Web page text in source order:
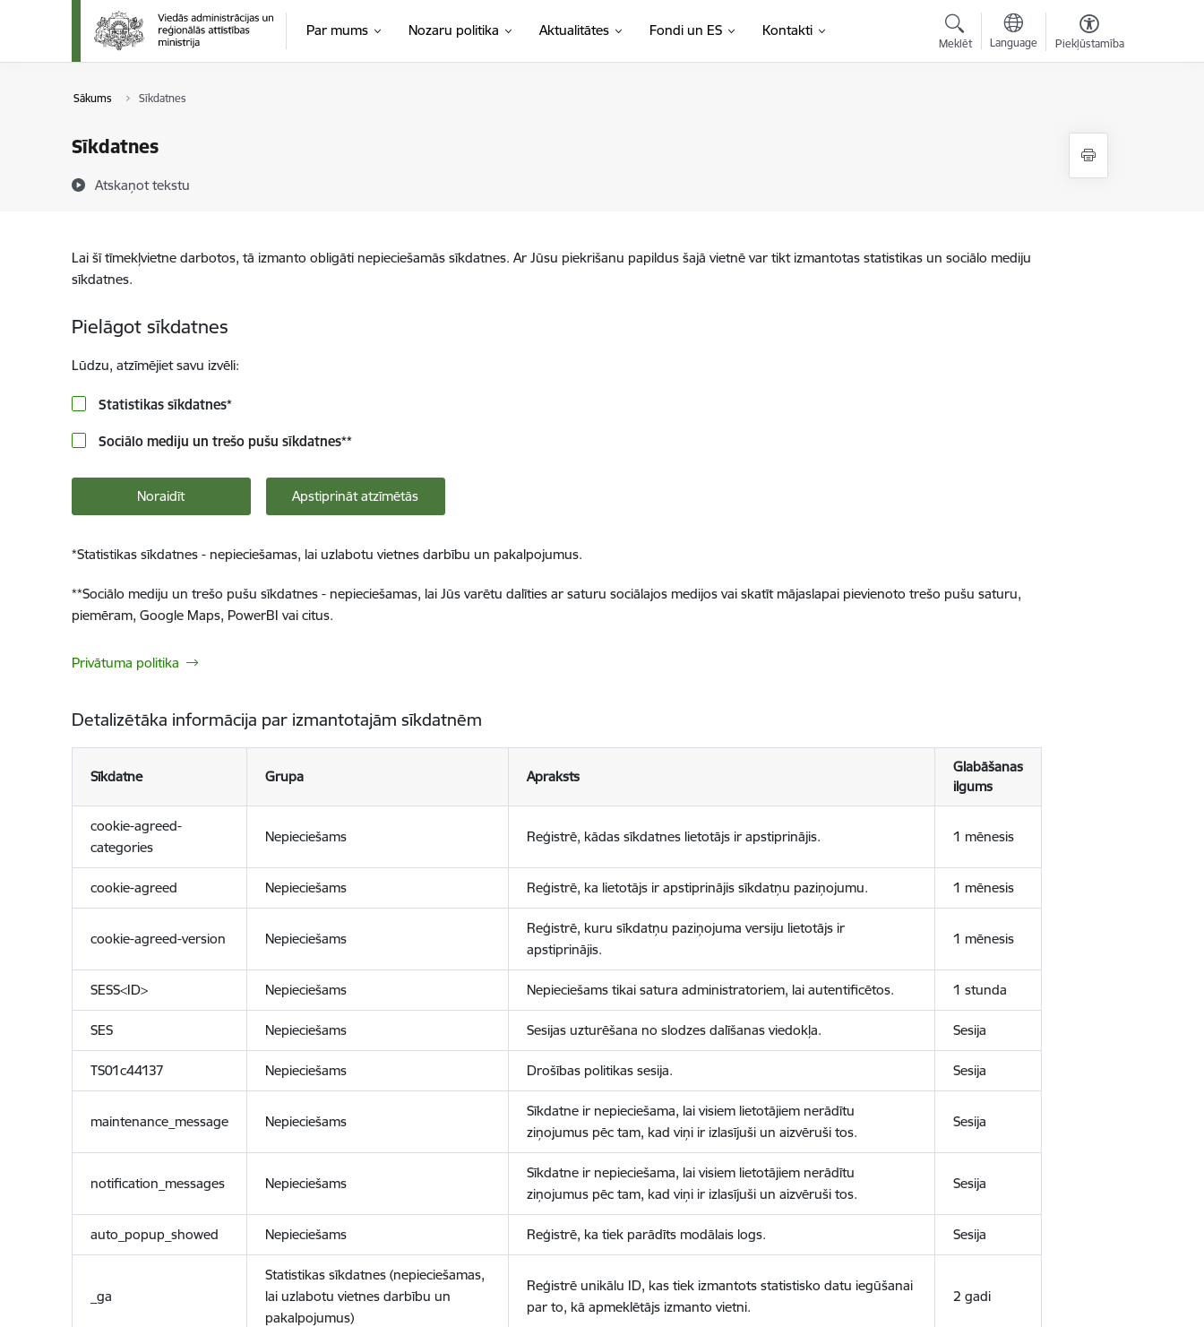
Pāriet uz lapas saturu
Par mums Nozaru politika Aktualitātes Fondi un ES Kontakti
Meklēt Language Piekļūstamība
Sākums Sīkdatnes
Sīkdatnes
Atskaņot tekstu
Lai šī tīmekļvietne darbotos, tā izmanto obligāti nepieciešamās sīkdatnes. Ar Jūsu piekrišanu papildus šajā vietnē var tikt izmantotas statistikas un sociālo mediju
sīkdatnes.
Pielāgot sīkdatnes
Lūdzu, atzīmējiet savu izvēli:
Statistikas sīkdatnes*
Sociālo mediju un trešo pušu sīkdatnes**
Noraidīt Apstiprināt atzīmētās
*Statistikas sīkdatnes - nepieciešamas, lai uzlabotu vietnes darbību un pakalpojumus.
**Sociālo mediju un trešo pušu sīkdatnes - nepieciešamas, lai Jūs varētu dalīties ar saturu sociālajos medijos vai skatīt mājaslapai pievienoto trešo pušu saturu,
piemēram, Google Maps, PowerBI vai citus.
Privātuma politika
Detalizētāka informācija par izmantotajām sīkdatnēm
Sīkdatne Grupa Apraksts
Glabāšanas
ilgums
cookie-agreed-
categories
Nepieciešams Reģistrē, kādas sīkdatnes lietotājs ir apstiprinājis. 1 mēnesis
cookie-agreed Nepieciešams Reģistrē, ka lietotājs ir apstiprinājis sīkdatņu paziņojumu. 1 mēnesis
cookie-agreed-version Nepieciešams
Reģistrē, kuru sīkdatņu paziņojuma versiju lietotājs ir
apstiprinājis.
1 mēnesis
SESS<ID> Nepieciešams Nepieciešams tikai satura administratoriem, lai autentificētos. 1 stunda
SES Nepieciešams Sesijas uzturēšana no slodzes dalīšanas viedokļa. Sesija
TS01c44137 Nepieciešams Drošības politikas sesija. Sesija
maintenance_message Nepieciešams
Sīkdatne ir nepieciešama, lai visiem lietotājiem nerādītu
ziņojumus pēc tam, kad viņi ir izlasījuši un aizvēruši tos.
Sesija
notification_messages Nepieciešams
Sīkdatne ir nepieciešama, lai visiem lietotājiem nerādītu
ziņojumus pēc tam, kad viņi ir izlasījuši un aizvēruši tos.
Sesija
auto_popup_showed Nepieciešams Reģistrē, ka tiek parādīts modālais logs. Sesija
_ga
Statistikas sīkdatnes (nepieciešamas,
lai uzlabotu vietnes darbību un
pakalpojumus)
Reģistrē unikālu ID, kas tiek izmantots statistisko datu iegūšanai
par to, kā apmeklētājs izmanto vietni.
2 gadi